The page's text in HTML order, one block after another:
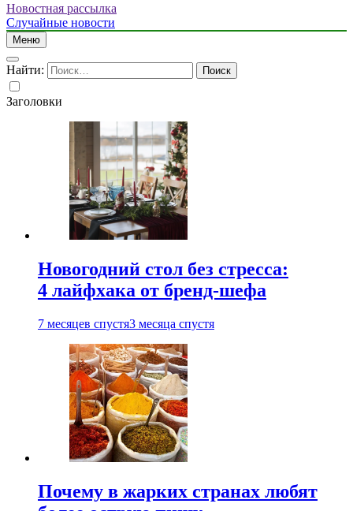
Новостная рассылка
Случайные новости
Меню
Найти:
Заголовки
Новогодний стол без стресса:
4 лайфхака от бренд-шефа
7 месяцев спустя3 месяца спустя
Почему в жарких странах любят